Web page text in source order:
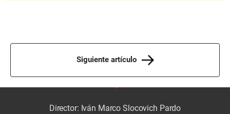
Siguiente artículo
Director: Iván Marco Slocovich Pardo